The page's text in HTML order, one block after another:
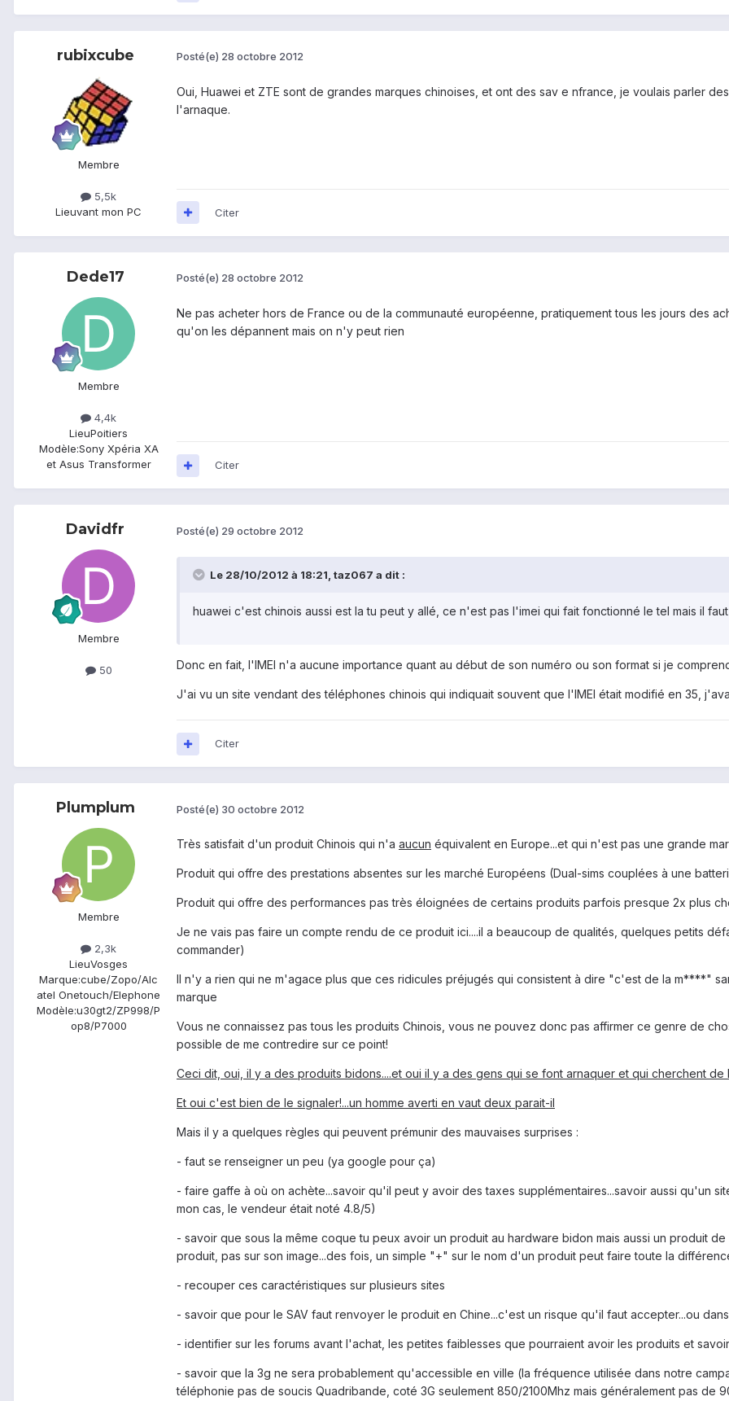
rubixcube
Membre
5,5k
Lieuvant mon PC
Posté(e) 28 octobre 2012
Oui, Huawei et ZTE sont de grandes marques chinoises, et ont des sav e nfrance, je voulais parler
l'arnaque.
Citer
Dede17
Membre
4,4k
LieuPoitiers
Modèle:Sony Xpéria XA
et Asus Transformer
Posté(e) 28 octobre 2012
Ne pas acheter hors de France ou de la communauté européenne, pratiquement tous les jours des
qu'on les dépannent mais on n'y peut rien
Citer
Davidfr
Membre
50
Posté(e) 29 octobre 2012
Le 28/10/2012 à 18:21, taz067 a dit :
huawei c'est chinois aussi est la tu peut y allé, ce n'est pas l'imei qui fait fonctionné le tel mais il
Donc en fait, l'IMEI n'a aucune importance quant au début de son numéro ou son format si je
J'ai vu un site vendant des téléphones chinois qui indiquait souvent que l'IMEI était modifié en 35,
Citer
Plumplum
Membre
2,3k
LieuVosges
Marque:cube/Zopo/Alc
atel Onetouch/Elephone
Modèle:u30gt2/ZP998/P
op8/P7000
Posté(e) 30 octobre 2012
Très satisfait d'un produit Chinois qui n'a aucun équivalent en Europe...et qui n'est pas une grande
Produit qui offre des prestations absentes sur les marché Européens (Dual-sims couplées à une
Produit qui offre des performances pas très éloignées de certains produits parfois presque 2x plus
Je ne vais pas faire un compte rendu de ce produit ici....il a beaucoup de qualités, quelques petits
commander)
Il n'y a rien qui ne m'agace plus que ces ridicules préjugés qui consistent à dire "c'est de la m****"
marque
Vous ne connaissez pas tous les produits Chinois, vous ne pouvez donc pas affirmer ce genre de
possible de me contredire sur ce point!
Ceci dit, oui, il y a des produits bidons....et oui il y a des gens qui se font arnaquer et qui cherchent de
Et oui c'est bien de le signaler!...un homme averti en vaut deux parait-il
Mais il y a quelques règles qui peuvent prémunir des mauvaises surprises :
- faut se renseigner un peu (ya google pour ça)
- faire gaffe à où on achète...savoir qu'il peut y avoir des taxes supplémentaires...savoir aussi qu'un
mon cas, le vendeur était noté 4.8/5)
- savoir que sous la même coque tu peux avoir un produit au hardware bidon mais aussi un produit
produit, pas sur son image...des fois, un simple "+" sur le nom d'un produit peut faire toute la
- recouper ces caractéristiques sur plusieurs sites
- savoir que pour le SAV faut renvoyer le produit en Chine...c'est un risque qu'il faut accepter...ou
- identifier sur les forums avant l'achat, les petites faiblesses que pourraient avoir les produits et
- savoir que la 3g ne sera probablement qu'accessible en ville (la fréquence utilisée dans notre
téléphonie pas de soucis Quadribande, coté 3G seulement 850/2100Mhz mais généralement pas de